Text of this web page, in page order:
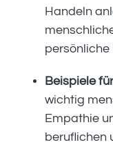
Handeln
persönliche
Beispiele
wichtig
Empathie
beruflichen